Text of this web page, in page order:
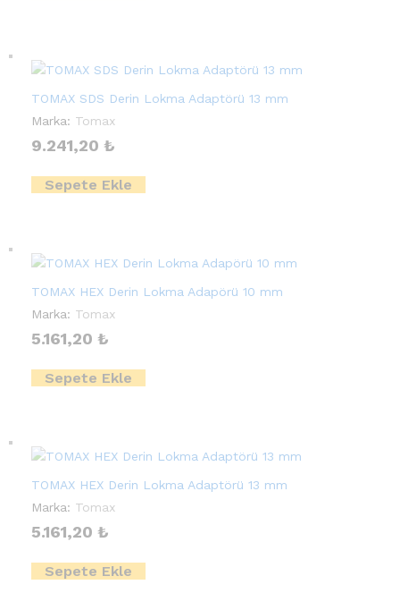
TOMAX SDS Derin Lokma Adaptörü 13 mm
Marka: Tomax
9.241,20 ₺
Sepete Ekle
TOMAX HEX Derin Lokma Adapörü 10 mm
Marka: Tomax
5.161,20 ₺
Sepete Ekle
TOMAX HEX Derin Lokma Adaptörü 13 mm
Marka: Tomax
5.161,20 ₺
Sepete Ekle